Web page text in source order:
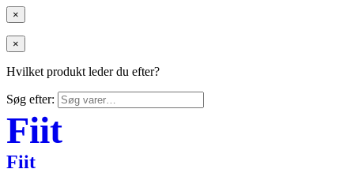
×
×
Hvilket produkt leder du efter?
Søg efter:
Fiit
Fiit